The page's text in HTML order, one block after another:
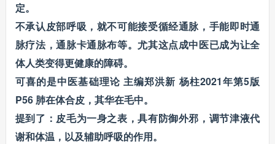
定。
不承认皮部呼吸，就不可能接受循经通脉，手能即时通
脉疗法，通脉卡通脉布等。尤其这点成中医已成为让全
体人类变得更健康的障碍。
可喜的是中医基础理论 主编郑洪新 杨柱2021年第5版
P56 肺在体合皮，其华在毛中。
提到了：皮毛为一身之表，具有防御外邪，调节津液代
谢和体温，以及辅助呼吸的作用。